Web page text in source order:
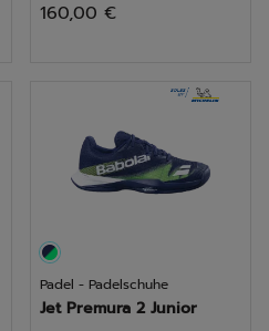
von
Bewertungen
160,00 €
Padel - Padelschuhe
Jet Premura 2 Junior